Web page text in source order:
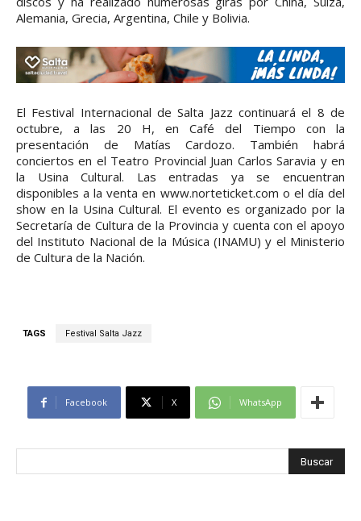
Alemania, Grecia, Argentina, Chile y Bolivia.
El Festival Internacional de Salta Jazz continuará el 8 de
octubre, a las 20 H, en Café del Tiempo con la
presentación de Matías Cardozo. También habrá
conciertos en el Teatro Provincial Juan Carlos Saravia y en
la Usina Cultural. Las entradas ya se encuentran
disponibles a la venta en www.norteticket.com o el día del
show en la Usina Cultural. El evento es organizado por la
Secretaría de Cultura de la Provincia y cuenta con el apoyo
del Instituto Nacional de la Música (INAMU) y el Ministerio
de Cultura de la Nación.
TAGS Festival Salta Jazz
Facebook X WhatsApp